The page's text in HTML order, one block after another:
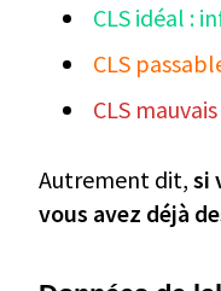
CLS idéal :
CLS
CLS
Autrement dit, si
vous avez déjà